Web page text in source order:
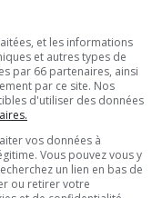
et les informations
et autres types de
par 66 partenaires, ainsi
par ce site. Nos
d'utiliser des données
vos données à
Vous pouvez vous y
un lien en bas de
ou retirer votre